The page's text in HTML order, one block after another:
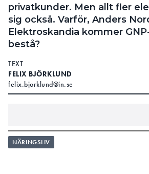
privatkunder. Men allt fler
sig också. Varför, Anders
Elektroskandia kommer
bestå?
TEXT
FELIX BJÖRKLUND
felix.bjorklund@in.se
Det är länge sedan som
NÄRINGSLIV